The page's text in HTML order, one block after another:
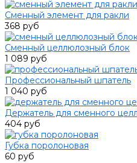
Сменный элемент для ракли
368 руб
Сменный целлюлозный блок
1 089 руб
Профессиональный шпатель
1 040 руб
Держатель для сменного
404 руб
Губка поролоновая
60 руб